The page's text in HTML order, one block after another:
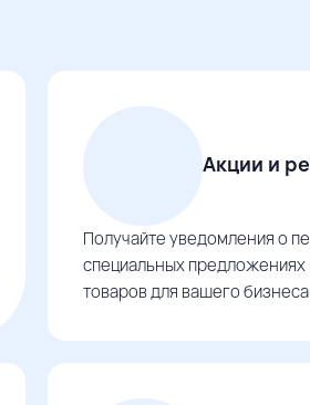
Акции и
Получайте уведомления о
специальных
товаров для вашего